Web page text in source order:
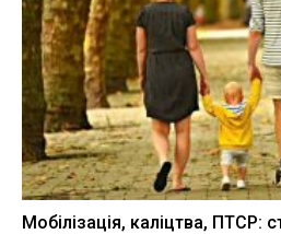
Мобілізація, каліцтва, ПТСР: